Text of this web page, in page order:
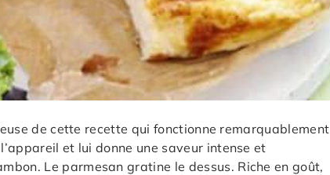
de cette recette qui fonctionne remarquablement
et lui donne une saveur intense et
Le parmesan gratine le dessus. Riche en goût,